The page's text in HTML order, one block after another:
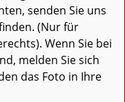
senden Sie uns
(Nur für
Wenn Sie bei
melden Sie sich
das Foto in Ihre